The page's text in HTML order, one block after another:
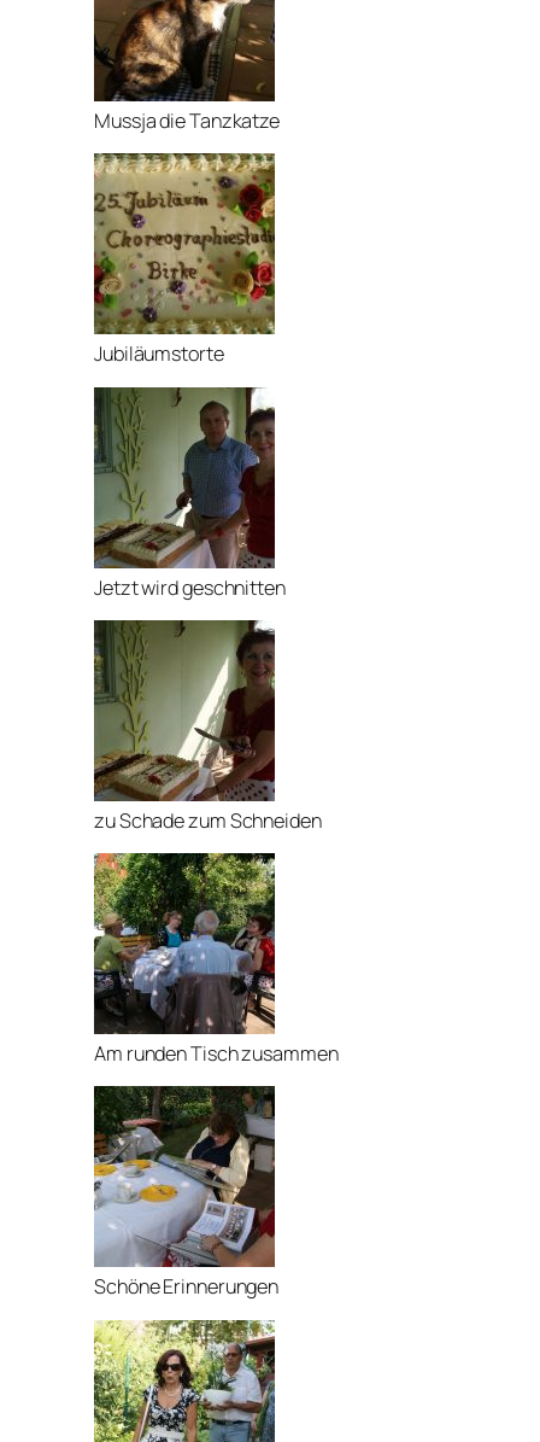
Mussja die Tanzkatze
Jubiläumstorte
Jetzt wird geschnitten
zu Schade zum Schneiden
Am runden Tisch zusammen
Schöne Erinnerungen